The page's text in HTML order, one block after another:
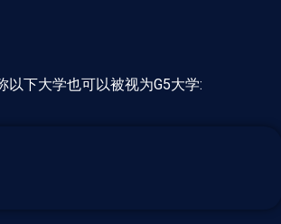
下大学也可以被视为G5大学: